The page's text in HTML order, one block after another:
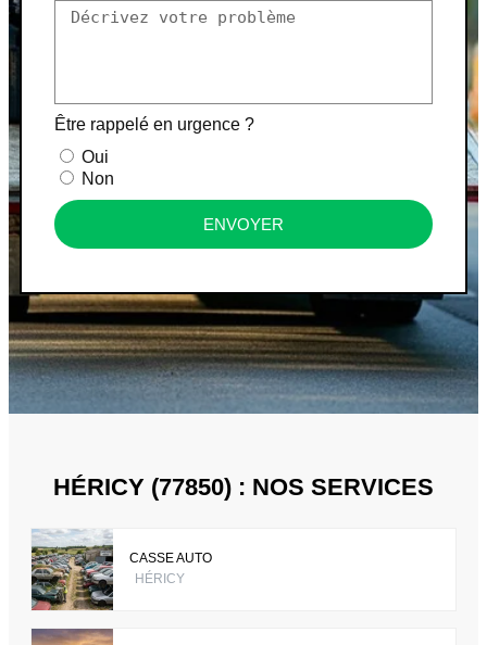
Être rappelé en urgence ?
Oui
Non
ENVOYER
HÉRICY (77850) : NOS SERVICES
CASSE AUTO
HÉRICY